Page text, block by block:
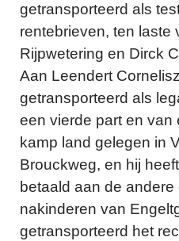
getransporteerd als
rentebrieven, ten laste
Rijpwetering en Dirck
Aan Leendert
getransporteerd als
een vierde part en van
kamp land gelegen in
Brouckweg, en hij
betaald aan de
nakinderen van
getransporteerd het